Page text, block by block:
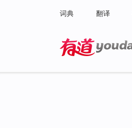
词典 翻译